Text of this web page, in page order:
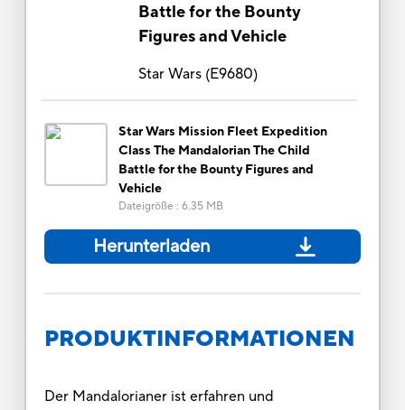
Battle for the Bounty
Figures and Vehicle
Star Wars(E9680)
Star Wars Mission Fleet Expedition
Class The Mandalorian The Child
Battle for the Bounty Figures and
Vehicle
Dateigröße : 6.35 MB
Herunterladen
PRODUKTINFORMATIONEN
Der Mandalorianer ist erfahren und